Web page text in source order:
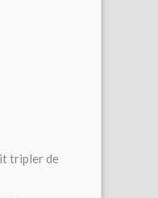
tripler de